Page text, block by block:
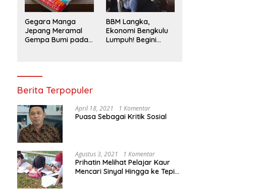
Gegara Manga
Jepang Meramal
Gempa Bumi pada
BBM Langka,
Ekonomi Bengkulu
Lumpuh! Begini
Berita Terpopuler
April 18, 2021 1 Komentar
Puasa Sebagai Kritik Sosial
Agustus 3, 2021 1 Komentar
Prihatin Melihat Pelajar Kaur
Mencari Sinyal Hingga ke Tepi